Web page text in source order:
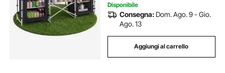
Disponibile
Consegna: Dom. Ago. 9 - Gio.
Ago. 13
Aggiungi al carrello